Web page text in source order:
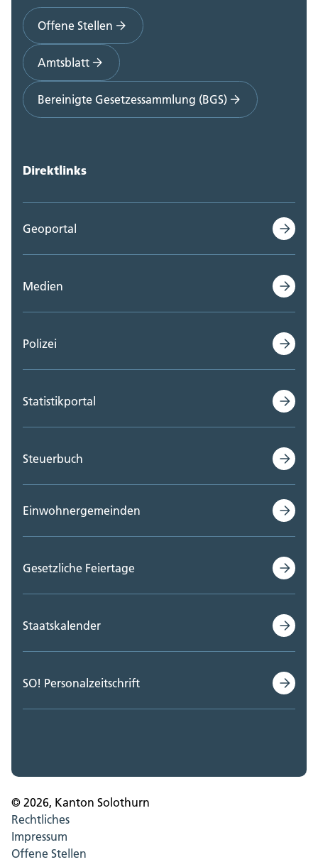
Offene Stellen
Amtsblatt
Bereinigte Gesetzessammlung (BGS)
Direktlinks
Geoportal
Medien
Polizei
Statistikportal
Steuerbuch
Einwohnergemeinden
Gesetzliche Feiertage
Staatskalender
SO! Personalzeitschrift
© 2026, Kanton Solothurn
Rechtliches
Impressum
Offene Stellen